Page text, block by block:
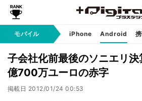
モバイル iPhone Android
子会社化前最後のソニエリ
億700万ユーロの赤字
掲載日 2012/01/24 00:53